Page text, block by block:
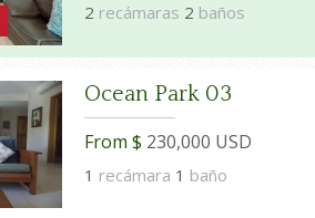
2 recámaras 2 baños
Ocean Park 03
From $ 230,000 USD
1 recámara 1 baño